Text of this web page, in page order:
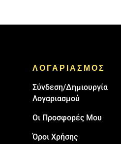
ΛΟΓΑΡΙΑΣΜΟΣ
Σύνδεση/Δημιουργία
Λογαριασμού
Οι Προσφορές Μου
Όροι Χρήσης